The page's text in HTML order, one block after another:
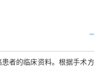
者的临床资料。根据手术方